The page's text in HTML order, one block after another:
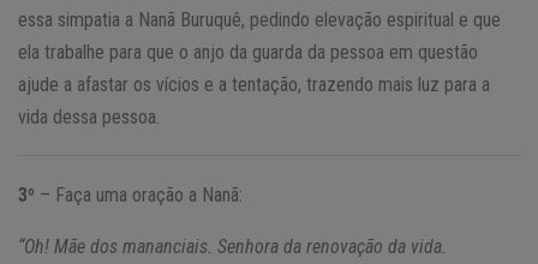
essa simpatia a Nanã Buruquê, pedindo elevação espiritual e que
ela trabalhe para que o anjo da guarda da pessoa em questão
ajude a afastar os vícios e a tentação, trazendo mais luz para a
vida dessa pessoa.
3º – Faça uma oração a Nanã:
“Oh! Mãe dos mananciais. Senhora da renovação da vida.